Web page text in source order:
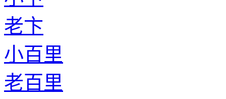
老卞
小百里
老百里